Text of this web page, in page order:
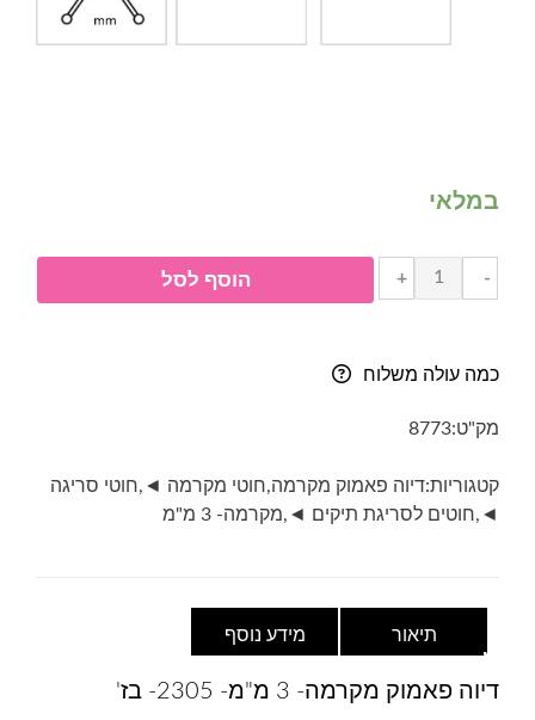
במלאי
-
כמות
של
מקרמה-
+ הוסף לסל
כמה עולה משלוח
מק"ט:8773
קטגוריות:דיוה פאמוק מקרמה,חוטי מקרמה ◄ ,חוטי סריגה
◄
,חוטים לסריגת תיקים ◄ ,מקרמה- 3 מ"מ
תיאור מידע נוסף
דיוה פאמוק מקרמה- 3 מ"מ- 2305- בז'